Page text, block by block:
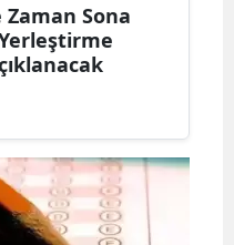
Zaman Sona
Yerleştirme